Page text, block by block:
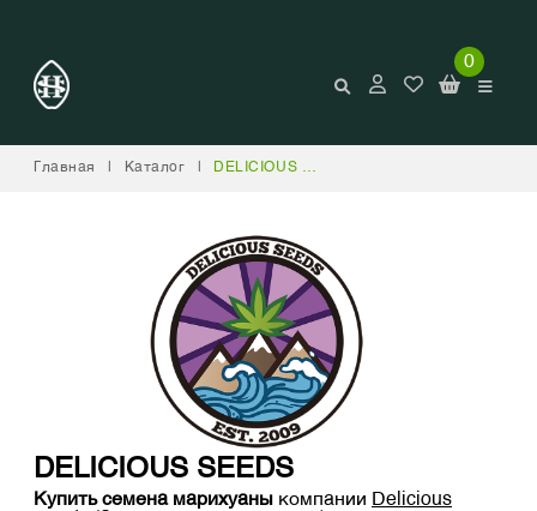
0
Главная Каталог DELICIOUS SEEDS
DELICIOUS SEEDS
Купить семена марихуаны компании Delicious